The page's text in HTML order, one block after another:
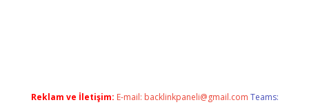
Reklam ve İletişim: E-mail: backlinkpaneli@gmail.com Teams: